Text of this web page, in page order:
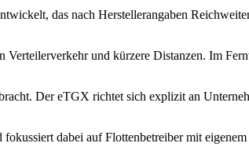
das nach Herstellerangaben
Verteilerverkehr und kürzere Distanzen. Im
Der eTGX richtet sich explizit an
dabei auf Flottenbetreiber mit